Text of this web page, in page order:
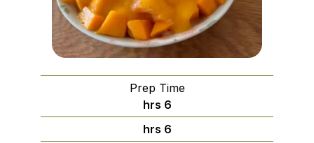
Prep Time
6
hrs
6
hrs